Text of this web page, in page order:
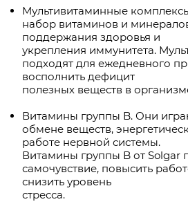
Мультивитаминные
набор витаминов и
поддержания здоровья и
укрепления иммунитета.
подходят для ежедневного
восполнить дефицит
полезных веществ в
Витамины группы B. Они
обмене веществ,
работе нервной системы.
Витамины группы B от Solgar
самочувствие, повысить
снизить уровень
стресса.